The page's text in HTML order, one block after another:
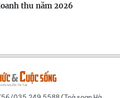
thu năm 2026